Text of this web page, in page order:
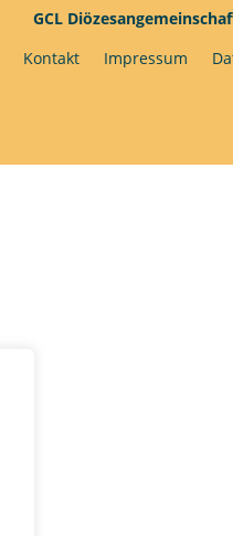
GCL
Kontakt
Impressum